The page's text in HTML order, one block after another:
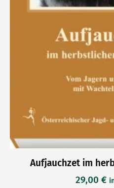
Aufjauchzet im
29,00 €